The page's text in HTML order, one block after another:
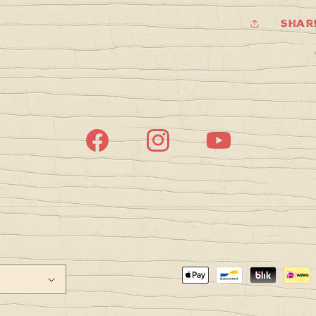
Facebook InstagramYouTube
Payment
methods